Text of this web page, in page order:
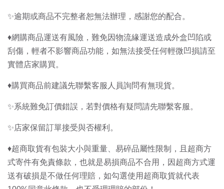
✨逾期或商品不完整者恕無法辦理，感謝您的配合。
♦️網購商品運送有風險，難免因物流緣運送造成外盒凹陷或
刮傷，輕者不影響商品功能，如無法接受任何輕微凹損請至
實體店家購買。
♦️購買商品前建議先聯繫客服人員詢問有無現貨。
✨系統難免訂價錯誤，若對價格有疑問請先聯繫客服。
✨店家保留訂單接受與否權利。
♦️超商取貨有包裝大小與重量、易碎品屬性限制，且超商方
式寄件有免責條款，也就是易損商品不合用，因超商方式運
送有破損是不做任何理賠，如勾選使用超商取貨就代表